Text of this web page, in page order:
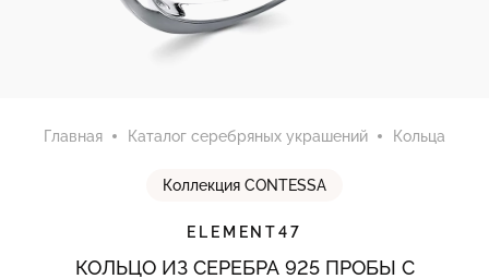
Главная Каталог серебряных украшений Кольца
Коллекция CONTESSA
ELEMENT47
КОЛЬЦО ИЗ СЕРЕБРА 925 ПРОБЫ С